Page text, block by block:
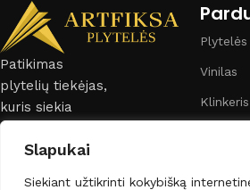
Slapukai
Siekiant užtikrinti kokybišką
kurios idealiai tinka intensyvaus
kolekcijoje taip pat rasite matines,
įvairių spalvų bei raštų plyteles,
dizainą.
Kodėl verta rinktis mus?
✅ Platus pasirinkimas
✅ Greitas pristatymas
Patikimas
plytelių tiekėjas,
kuris siekia
užtikrinti platų
pasirinkimą,
Plytelės
Vinilas
Klinkeris